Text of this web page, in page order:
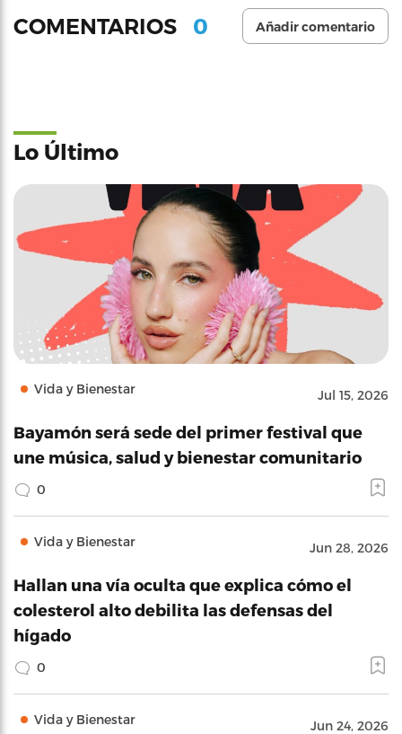
COMENTARIOS 0 Añadir comentario
Lo Último
Vida y Bienestar Jul 15, 2026
Bayamón será sede del primer festival que
une música, salud y bienestar comunitario
0
Vida y Bienestar Jun 28, 2026
Hallan una vía oculta que explica cómo el
colesterol alto debilita las defensas del
hígado
0
Vida y Bienestar Jun 24, 2026